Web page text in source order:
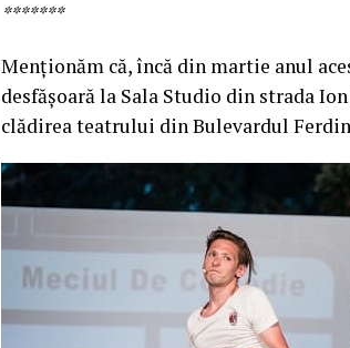
*******
Menționăm că, încă din martie anul
desfășoară la Sala Studio din strada
clădirea teatrului din Bulevardul